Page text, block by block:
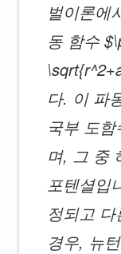
벌이론에
동 함수
다. 이 파
국부 도
며, 그 중
포텐셜입
정되고
경우, 뉴